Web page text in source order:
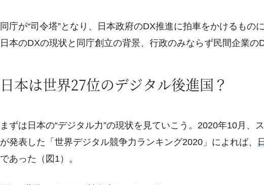
同庁が“司令塔”となり、日本政府のDX推進に拍車をかけるもの
日本のDXの現状と同庁創立の背景、行政のみならず民間企業の
日本は世界27位のデジタル後進国？
まずは日本の“デジタル力”の現状を見ていこう。2020年10月、
が発表した「世界デジタル競争力ランキング2020」によれば、
であった（図1）。